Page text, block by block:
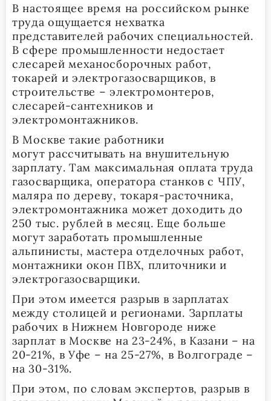
В настоящее время на российском рынке
труда ощущается нехватка
представителей рабочих специальностей.
В сфере промышленности недостает
слесарей механосборочных работ,
токарей и электрогазосварщиков, в
строительстве – электромонтеров,
слесарей-сантехников и
электромонтажников.
В Москве такие работники
могут рассчитывать на внушительную
зарплату. Там максимальная оплата труда
газосварщика, оператора станков с ЧПУ,
маляра по дереву, токаря-расточника,
электромонтажника может доходить до
250 тыс. рублей в месяц. Еще больше
могут заработать промышленные
альпинисты, мастера отделочных работ,
монтажники окон ПВХ, плиточники и
электрогазосварщики.
При этом имеется разрыв в зарплатах
между столицей и регионами. Зарплаты
рабочих в Нижнем Новгороде ниже
зарплат в Москве на 23-24%, в Казани – на
20-21%, в Уфе – на 25-27%, в Волгограде –
на 30-31%.
При этом, по словам экспертов, разрыв в